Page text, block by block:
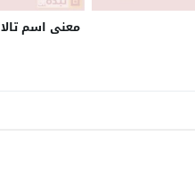
معنى اسم تالا